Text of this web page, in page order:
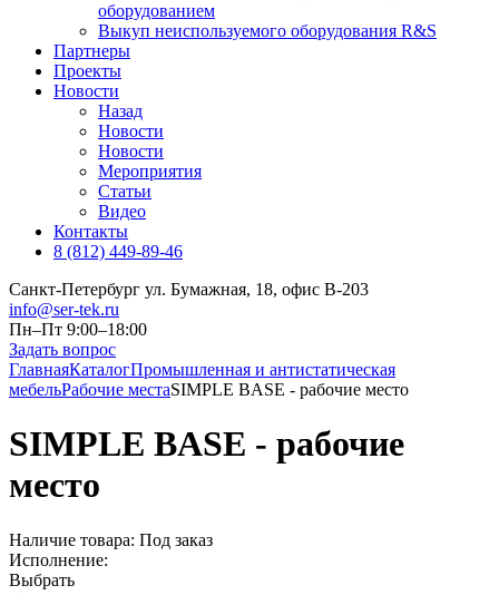
оборудованием
Выкуп неиспользуемого оборудования R&S
Партнеры
Проекты
Новости
Назад
Новости
Новости
Мероприятия
Статьи
Видео
Контакты
8 (812) 449-89-46
Санкт-Петербург ул. Бумажная, 18, офис B-203
info@ser-tek.ru
Пн–Пт 9:00–18:00
Задать вопрос
ГлавнаяКаталогПромышленная и антистатическая
мебельРабочие местаSIMPLE BASE - рабочие место
SIMPLE BASE - рабочие
место
Наличие товара: Под заказ
Исполнение:
Выбрать